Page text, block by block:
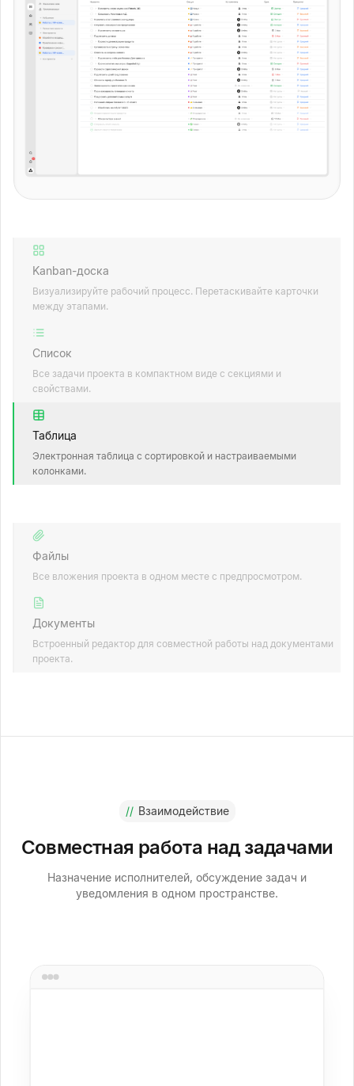
Kanban-доска
Визуализируйте рабочий процесс. Перетаскивайте карточки
между этапами.
Список
Все задачи проекта в компактном виде с секциями и
свойствами.
Таблица
Электронная таблица с сортировкой и настраиваемыми
колонками.
Файлы
Все вложения проекта в одном месте с предпросмотром.
Документы
Встроенный редактор для совместной работы над документами
проекта.
// Взаимодействие
Совместная работа над задачами
Назначение исполнителей, обсуждение задач и
уведомления в одном пространстве.